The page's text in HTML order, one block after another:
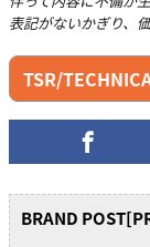
表記がないかぎり、
TSR/
BRAND